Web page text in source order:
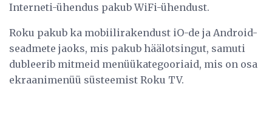
Interneti-ühendus pakub WiFi-ühendust.
Roku pakub ka mobiilirakendust iO-de ja Android-
seadmete jaoks, mis pakub häälotsingut, samuti
dubleerib mitmeid menüükategooriaid, mis on osa
ekraanimenüü süsteemist Roku TV.